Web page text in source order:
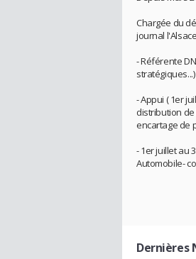
Chargée du
journal
- Référente
- Appui ( 1er
distribution
encartage de
- 1er juillet au
Automobile-
Dernières